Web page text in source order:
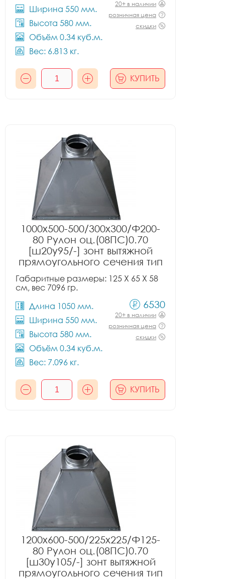
Ширина 550 мм.
Высота 580 мм.
Объём 0.34 куб.м.
Вес: 6.813 кг.
20+ в наличии
розничная цена
скидки
КУПИТЬ
1000x500-500/300x300/Ф200-
80 Рулон оц.(08ПС)0.70
[ш20у95/-] зонт вытяжной
прямоугольного сечения тип
Габаритные размеры: 125 X 65 X 58
см, вес 7096 гр.
Длина 1050 мм.
Ширина 550 мм.
Высота 580 мм.
Объём 0.34 куб.м.
Вес: 7.096 кг.
6530
20+ в наличии
розничная цена
скидки
КУПИТЬ
1200x600-500/225x225/Ф125-
80 Рулон оц.(08ПС)0.70
[ш30у105/-] зонт вытяжной
прямоугольного сечения тип